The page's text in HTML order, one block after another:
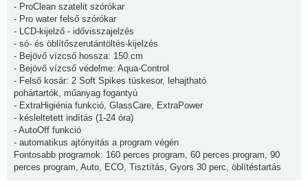
- ProClean szatelit szórókar
- Pro water felső szórókar
- LCD-kijelző - idővisszajelzés
- só- és öblítőszerutántöltés-kijelzés
- Bejövő vízcső hossza: 150 cm
- Bejövő vízcső védelme: Aqua-Control
- Felső kosár: 2 Soft Spikes tüskesor, lehajtható
pohártartók, műanyag fogantyú
- ExtraHigiénia funkció, GlassCare, ExtraPower
- késleltetett indítás (1-24 óra)
- AutoOff funkció
- automatikus ajtónyitás a program végén
Fontosabb programok: 160 perces program, 60 perces program, 90
perces program, Auto, ECO, Tisztítás, Gyors 30 perc, öblítéstartás